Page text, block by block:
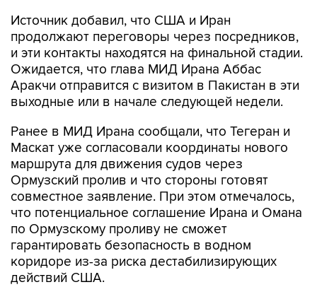
Источник добавил, что США и Иран
продолжают переговоры через посредников,
и эти контакты находятся на финальной стадии.
Ожидается, что глава МИД Ирана Аббас
Аракчи отправится с визитом в Пакистан в эти
выходные или в начале следующей недели.
Ранее в МИД Ирана сообщали, что Тегеран и
Маскат уже согласовали координаты нового
маршрута для движения судов через
Ормузский пролив и что стороны готовят
совместное заявление. При этом отмечалось,
что потенциальное соглашение Ирана и Омана
по Ормузскому проливу не сможет
гарантировать безопасность в водном
коридоре из-за риска дестабилизирующих
действий США.